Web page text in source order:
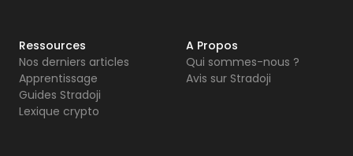
Ressources
Nos derniers articles
Apprentissage
Guides Stradoji
Lexique crypto
A Propos
Qui sommes-nous ?
Avis sur Stradoji